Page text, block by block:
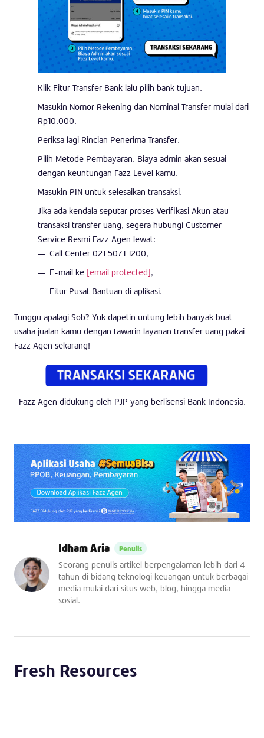
Klik Fitur Transfer Bank lalu pilih bank tujuan.
Masukin Nomor Rekening dan Nominal Transfer mulai dari
Rp10.000.
Periksa lagi Rincian Penerima Transfer.
Pilih Metode Pembayaran. Biaya admin akan sesuai
dengan keuntungan Fazz Level kamu.
Masukin PIN untuk selesaikan transaksi.
Jika ada kendala seputar proses Verifikasi Akun atau
transaksi transfer uang, segera hubungi Customer
Service Resmi Fazz Agen lewat:
Call Center 021 5071 1200,
E-mail ke [email protected],
Fitur Pusat Bantuan di aplikasi.
Tunggu apalagi Sob? Yuk dapetin untung lebih banyak buat
usaha jualan kamu dengan tawarin layanan transfer uang pakai
Fazz Agen sekarang!
Fazz Agen didukung oleh PJP yang berlisensi Bank Indonesia.
Idham Aria
Seorang penulis artikel berpengalaman lebih dari 4
tahun di bidang teknologi keuangan untuk berbagai
media mulai dari situs web, blog, hingga media
sosial.
Fresh Resources